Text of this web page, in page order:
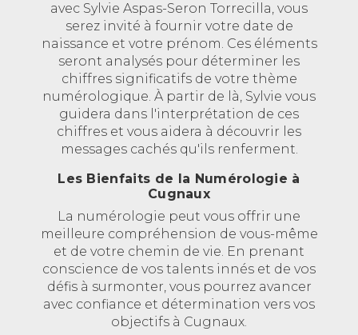
avec Sylvie Aspas-Seron Torrecilla, vous
serez invité à fournir votre date de
naissance et votre prénom. Ces éléments
seront analysés pour déterminer les
chiffres significatifs de votre thème
numérologique. À partir de là, Sylvie vous
guidera dans l'interprétation de ces
chiffres et vous aidera à découvrir les
messages cachés qu'ils renferment.
Les Bienfaits de la Numérologie à
Cugnaux
La numérologie peut vous offrir une
meilleure compréhension de vous-même
et de votre chemin de vie. En prenant
conscience de vos talents innés et de vos
défis à surmonter, vous pourrez avancer
avec confiance et détermination vers vos
objectifs à Cugnaux.